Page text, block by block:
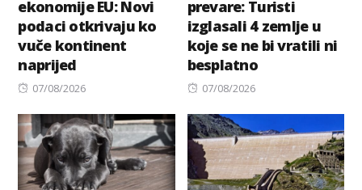
ekonomije EU: Novi
podaci otkrivaju ko
vuče kontinent
naprijed
Posted
07/08/2026
prevare: Turisti
izglasali 4 zemlje u
koje se ne bi vratili ni
besplatno
Posted
07/08/2026